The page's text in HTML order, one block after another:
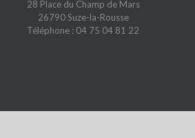
28 Place du Champ de Mars
26790 Suze-la-Rousse
Téléphone : 04 75 04 81 22